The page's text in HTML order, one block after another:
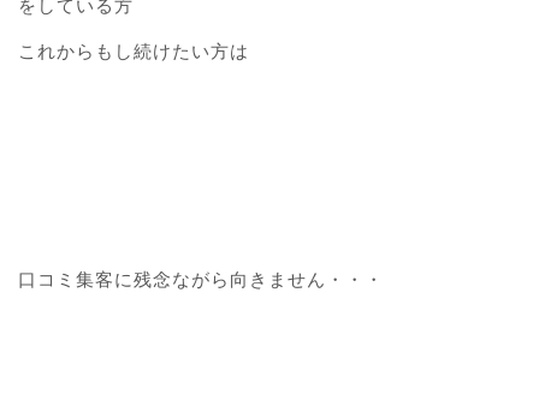
をしている方
これからもし続けたい方は
口コミ集客に残念ながら向きません・・・